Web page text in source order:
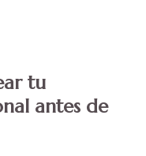
tu
antes de